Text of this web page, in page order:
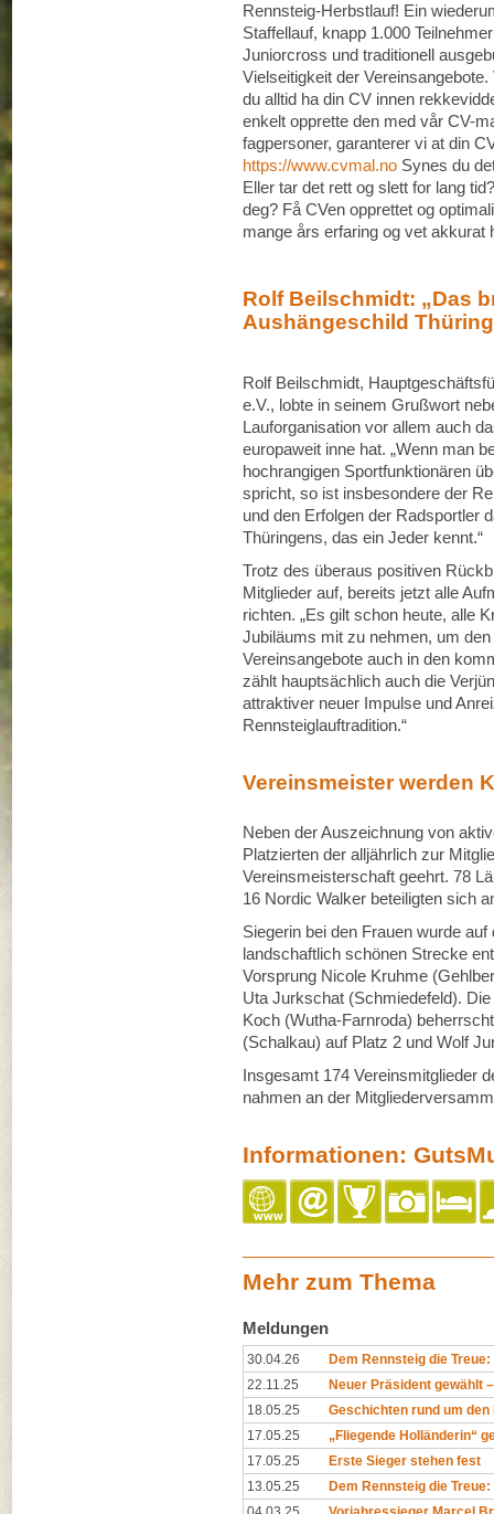
Rennsteig-Herbstlauf! Ein
Staffellauf, knapp 1.000
Juniorcross und traditionell
Vielseitigkeit der
du alltid ha din CV innen
enkelt opprette den med vår CV-
fagpersoner, garanterer vi at din
https://www.cvmal.no Synes du
Eller tar det rett og slett for lang
deg? Få CVen opprettet og
mange års erfaring og vet
Rolf Beilschmidt: „Das
Aushängeschild
Rolf Beilschmidt,
e.V., lobte in seinem Grußwort
Lauforganisation vor allem auch
europaweit inne hat. „Wenn man
hochrangigen Sportfunktionären
spricht, so ist insbesondere der
und den Erfolgen der Radsportler
Thüringens, das ein Jeder kennt.“
Trotz des überaus positiven
Mitglieder auf, bereits jetzt alle
richten. „Es gilt schon heute, alle
Jubiläums mit zu nehmen, um
Vereinsangebote auch in den
zählt hauptsächlich auch die
attraktiver neuer Impulse und
Rennsteiglauftradition.“
Vereinsmeister werden
Neben der Auszeichnung von
Platzierten der alljährlich zur
Vereinsmeisterschaft geehrt. 78
16 Nordic Walker beteiligten sich
Siegerin bei den Frauen wurde
landschaftlich schönen Strecke
Vorsprung Nicole Kruhme
Uta Jurkschat (Schmiedefeld).
Koch (Wutha-Farnroda)
(Schalkau) auf Platz 2 und Wolf
Insgesamt 174 Vereinsmitglieder
nahmen an der
Informationen:
Mehr zum Thema
Meldungen
30.04.26
Dem Rennsteig die
22.11.25
Neuer Präsident gewählt
18.05.25
Geschichten rund um den
17.05.25
„Fliegende Holländerin“
17.05.25
Erste Sieger stehen fest
13.05.25
Dem Rennsteig die